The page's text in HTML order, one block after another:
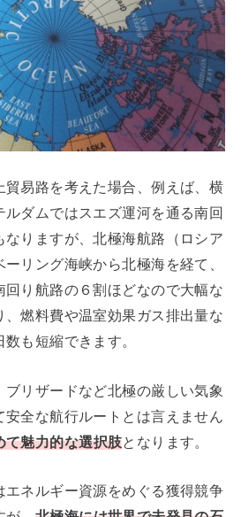
貿易路を考えた場合、例えば、横
ダムではスエズ運河を通る南回
なりますが、北極海航路（ロシア
リング海峡から北極海を経て、
回り航路の６割ほどなので大幅な
、燃料費や温室効果ガス排出量な
も短縮できます。
リザードなど北極の厳しい気象
全な航行ルートとは言えません
て魅力的な選択肢となります。
エネルギー資源をめぐる獲得競争